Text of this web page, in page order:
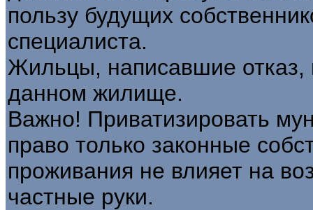
пользу будущих
специалиста.
Жильцы, написавшие отказ,
данном жилище.
Важно! Приватизировать
право только законные
проживания не влияет на
частные руки.